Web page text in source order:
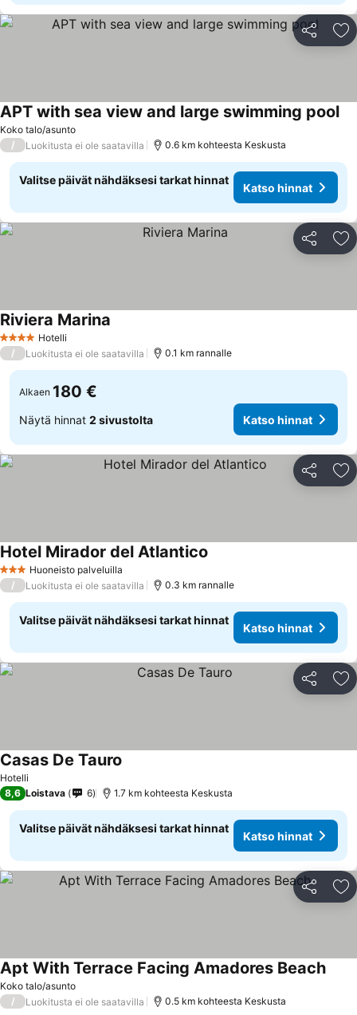
Jaa
Koko talo/asunto
APT with sea view and large swimming pool
/ Luokitusta ei ole saatavilla 0.6 km kohteesta Keskusta
Valitse päivät nähdäksesi tarkat hinnat
Katso hinnat
Jaa
4 Tähtiluokitus
Hotelli
Riviera Marina
/ Luokitusta ei ole saatavilla 0.1 km rannalle
Alkaen 180 €
Näytä hinnat 2 sivustolta Katso hinnat
Jaa
3 Tähtiluokitus
Huoneisto palveluilla
Hotel Mirador del Atlantico
/ Luokitusta ei ole saatavilla 0.3 km rannalle
Valitse päivät nähdäksesi tarkat hinnat
Katso hinnat
Jaa
Hotelli
Casas De Tauro
8,6 Loistava 6 1.7 km kohteesta Keskusta
Valitse päivät nähdäksesi tarkat hinnat
Katso hinnat
Jaa
Koko talo/asunto
Apt With Terrace Facing Amadores Beach
/ Luokitusta ei ole saatavilla 0.5 km kohteesta Keskusta